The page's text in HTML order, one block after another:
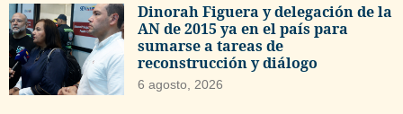
Dinorah Figuera y delegación de la
AN de 2015 ya en el país para
sumarse a tareas de
reconstrucción y diálogo
6 agosto, 2026